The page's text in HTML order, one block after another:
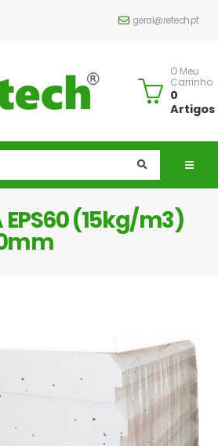
geral@retech.pt
O Meu
Carrinho
0
Artigos
EPS60 (15kg/m3)